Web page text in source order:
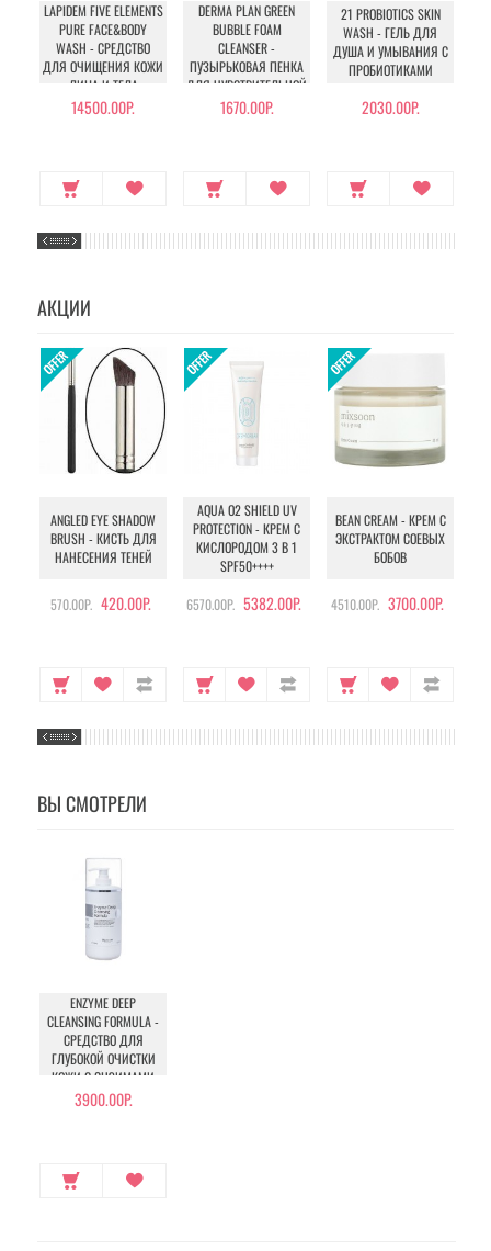
LAPIDEM FIVE ELEMENTS
PURE FACE&BODY
WASH - СРЕДСТВО
ДЛЯ ОЧИЩЕНИЯ КОЖИ
ЛИЦА И ТЕЛА
14500.00Р.
DERMA PLAN GREEN
BUBBLE FOAM
CLEANSER -
ПУЗЫРЬКОВАЯ ПЕНКА
ДЛЯ ЧУВСТВИТЕЛЬНОЙ
КОЖИ
1670.00Р.
21 PROBIOTICS SKIN
WASH - ГЕЛЬ ДЛЯ
ДУША И УМЫВАНИЯ С
ПРОБИОТИКАМИ
2030.00Р.
АКЦИИ
ANGLED EYE SHADOW
BRUSH - КИСТЬ ДЛЯ
НАНЕСЕНИЯ ТЕНЕЙ
570.00Р. 420.00Р.
AQUA O2 SHIELD UV
PROTECTION - КРЕМ С
КИСЛОРОДОМ 3 В 1
SPF50++++
6570.00Р. 5382.00Р.
BEAN CREAM - КРЕМ С
ЭКСТРАКТОМ СОЕВЫХ
БОБОВ
4510.00Р. 3700.00Р.
ВЫ СМОТРЕЛИ
ENZYME DEEP
CLEANSING FORMULA -
СРЕДСТВО ДЛЯ
ГЛУБОКОЙ ОЧИСТКИ
КОЖИ С ЭНЗИМАМИ
3900.00Р.